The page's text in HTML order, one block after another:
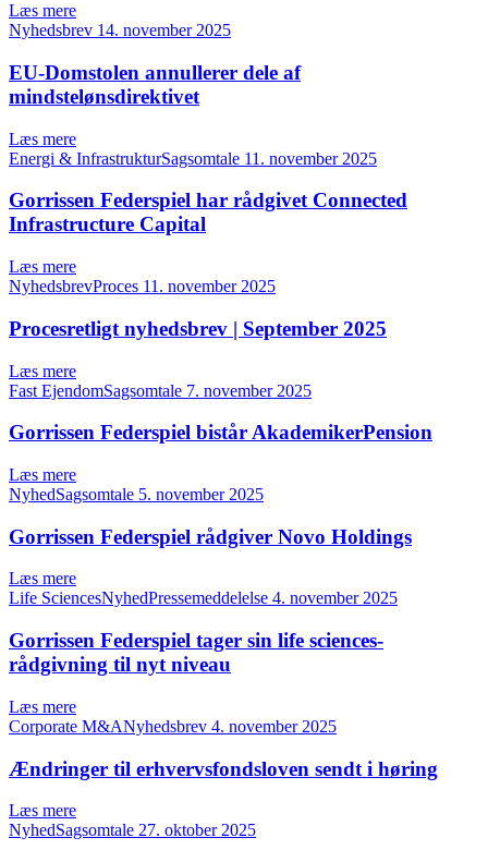
Læs mere
Nyhedsbrev 14. november 2025
EU-Domstolen annullerer dele af
mindstelønsdirektivet
Læs mere
Energi & InfrastrukturSagsomtale 11. november 2025
Gorrissen Federspiel har rådgivet Connected
Infrastructure Capital
Læs mere
NyhedsbrevProces 11. november 2025
Procesretligt nyhedsbrev | September 2025
Læs mere
Fast EjendomSagsomtale 7. november 2025
Gorrissen Federspiel bistår AkademikerPension
Læs mere
NyhedSagsomtale 5. november 2025
Gorrissen Federspiel rådgiver Novo Holdings
Læs mere
Life SciencesNyhedPressemeddelelse 4. november 2025
Gorrissen Federspiel tager sin life sciences-
rådgivning til nyt niveau
Læs mere
Corporate M&ANyhedsbrev 4. november 2025
Ændringer til erhvervsfondsloven sendt i høring
Læs mere
NyhedSagsomtale 27. oktober 2025